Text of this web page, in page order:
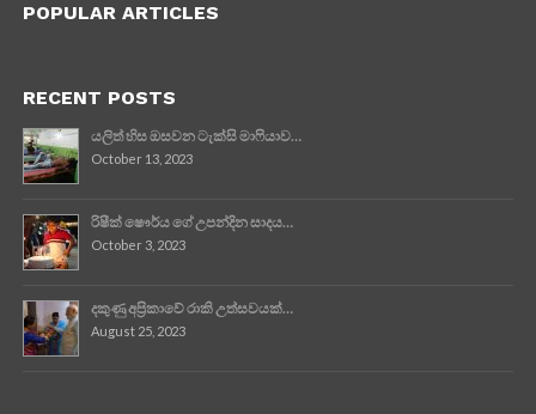
POPULAR ARTICLES
RECENT POSTS
යලිත් හිස ඔසවන ටැක්සි මාෆියාව…
October 13, 2023
රිෂීක් ෂෞර්ය ගේ උපන්දින සාදය…
October 3, 2023
දකුණු අප්‍රිකාවේ රාකි උත්සවයක්…
August 25, 2023